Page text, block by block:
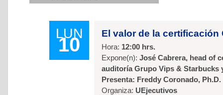
LUN
10
El valor de la
Hora: 12:00 hrs.
Expone(n): José Cabrera, head of
auditoría Grupo Vips & Starbucks
Presenta: Freddy Coronado,
Organiza: UEjecutivos